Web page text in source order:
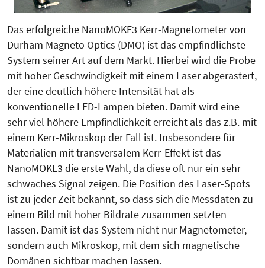
Das erfolgreiche NanoMOKE3 Kerr-Magnetometer von
Durham Magneto Optics (DMO) ist das empfindlichste
System seiner Art auf dem Markt. Hierbei wird die Probe
mit hoher Geschwindigkeit mit einem Laser abgerastert,
der eine deutlich höhere Intensität hat als
konventionelle LED-Lampen bieten. Damit wird eine
sehr viel höhere Empfindlichkeit erreicht als das z.B. mit
einem Kerr-Mikroskop der Fall ist. Insbesondere für
Materialien mit transversalem Kerr-Effekt ist das
NanoMOKE3 die erste Wahl, da diese oft nur ein sehr
schwaches Signal zeigen. Die Position des Laser-Spots
ist zu jeder Zeit bekannt, so dass sich die Messdaten zu
einem Bild mit hoher Bildrate zusammen setzten
lassen. Damit ist das System nicht nur Magnetometer,
sondern auch Mikroskop, mit dem sich magnetische
Domänen sichtbar machen lassen.